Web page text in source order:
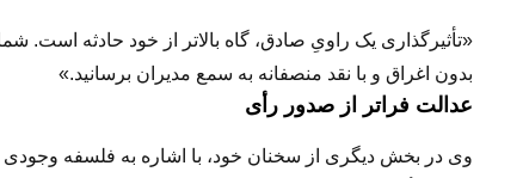
«تأثیرگذاری یک راویِ صادق، گاه بالاتر از خود حادثه است.
بدون اغراق و با نقد منصفانه به سمع مدیران برسانید.»
عدالت فراتر از صدور رأی
وی در بخش دیگری از سخنان خود، با اشاره به فلسفه